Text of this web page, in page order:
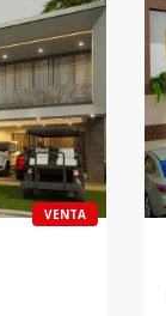
VENTA